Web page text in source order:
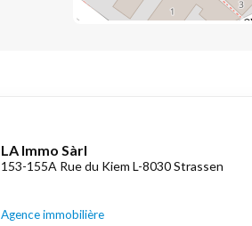
LA Immo Sàrl
153-155A Rue du Kiem L-8030 Strassen
Agence immobilière